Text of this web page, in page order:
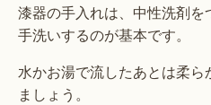
漆器の手入れは、中性洗剤
手洗いするのが基本です。
水かお湯で流したあとは柔ら
ましょう。